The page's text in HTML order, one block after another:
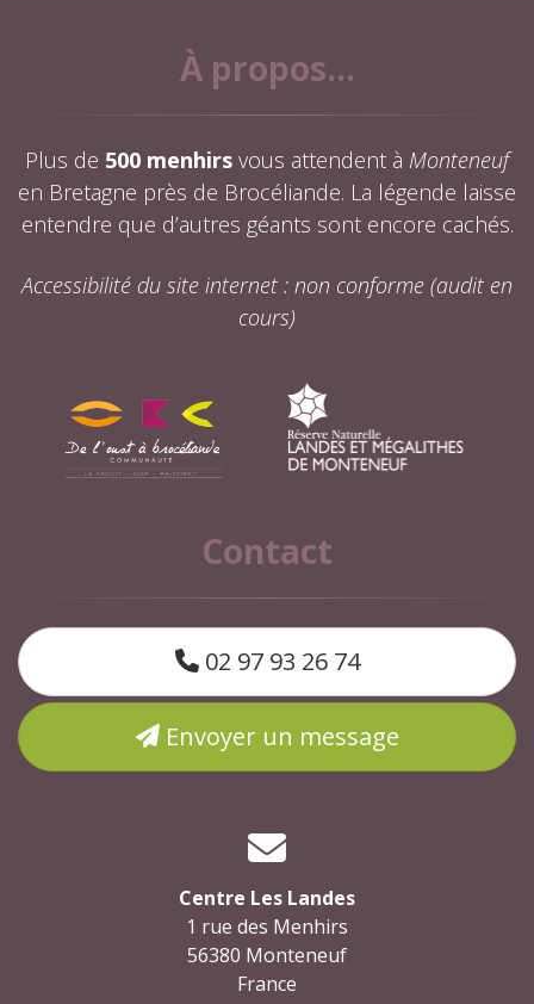
À propos...
Plus de 500 menhirs vous attendent à Monteneuf
en Bretagne près de Brocéliande. La légende laisse
entendre que d’autres géants sont encore cachés.
Accessibilité du site internet : non conforme (audit en
cours)
Contact
02 97 93 26 74
Envoyer un message
Centre Les Landes
1 rue des Menhirs
56380 Monteneuf
France